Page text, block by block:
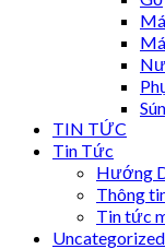
TIN TỨC
Tin Tức
Hướng
Thông
Tin tức
Uncategorized